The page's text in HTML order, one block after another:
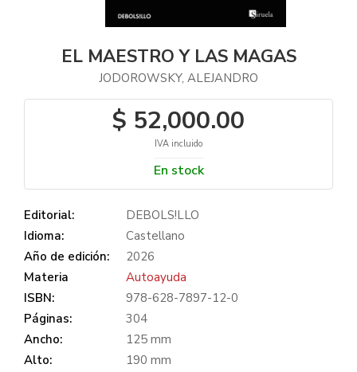
EL MAESTRO Y LAS MAGAS
JODOROWSKY, ALEJANDRO
$ 52,000.00
IVA incluido
En stock
Editorial:
DEBOLS!LLO
Idioma:
Castellano
Año de edición:
2026
Materia
Autoayuda
ISBN:
978-628-7897-12-0
Páginas:
304
Ancho:
125 mm
Alto:
190 mm